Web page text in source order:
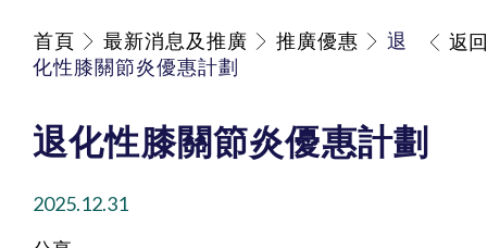
首頁 最新消息及推廣 推廣優惠
退
化性膝關節炎優惠計劃
返回
退化性膝關節炎優惠計劃
2025.12.31